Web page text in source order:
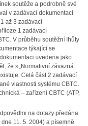
soutěže a podrobně své
v zadávací dokumentaci
až 3 zadávací
1 zadávací
V průběhu soutěžní lhůty
týkající se
uvedena jako
že »„Normativní závazná
Celá část 2 zadávací
vlastnosti systému CBTC.
– zařízení CBTC (ATP,
na dotazy předána
11. 5. 2004) a písemně